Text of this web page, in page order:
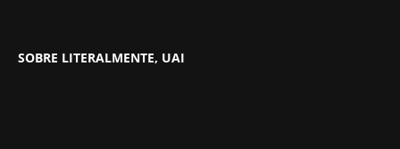
SOBRE LITERALMENTE, UAI